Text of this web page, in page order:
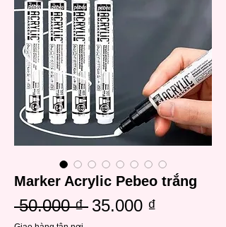
Marker Acrylic Pebeo trắng
50.000 ₫ Giá
35.000 ₫